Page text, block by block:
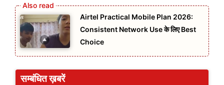
Airtel Practical Mobile Plan 2026:
Consistent Network Use के लिए Best
Choice
सम्बंधित ख़बरें